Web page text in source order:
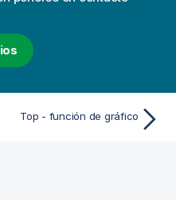
Top - función de gráfico